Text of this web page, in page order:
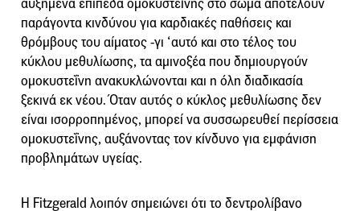
αυξημένα επίπεδα ομοκυστεΐνης στο σώμα αποτελούν
παράγοντα κινδύνου για καρδιακές παθήσεις και
θρόμβους του αίματος -γι ‘αυτό και στο τέλος του
κύκλου μεθυλίωσης, τα αμινοξέα που δημιουργούν
ομοκυστεΐνη ανακυκλώνονται και η όλη διαδικασία
ξεκινά εκ νέου. Όταν αυτός ο κύκλος μεθυλίωσης δεν
είναι ισορροπημένος, μπορεί να συσσωρευθεί περίσσεια
ομοκυστεΐνης, αυξάνοντας τον κίνδυνο για εμφάνιση
προβλημάτων υγείας.
Η Fitzgerald λοιπόν σημειώνει ότι το δεντρολίβανο